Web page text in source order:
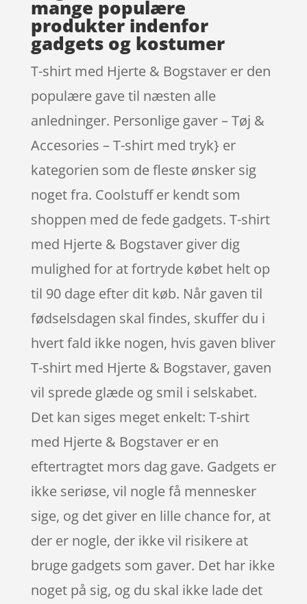
mange populære
produkter indenfor
gadgets og kostumer
T-shirt med Hjerte & Bogstaver er den
populære gave til næsten alle
anledninger. Personlige gaver – Tøj &
Accesories – T-shirt med tryk} er
kategorien som de fleste ønsker sig
noget fra. Coolstuff er kendt som
shoppen med de fede gadgets. T-shirt
med Hjerte & Bogstaver giver dig
mulighed for at fortryde købet helt op
til 90 dage efter dit køb. Når gaven til
fødselsdagen skal findes, skuffer du i
hvert fald ikke nogen, hvis gaven bliver
T-shirt med Hjerte & Bogstaver, gaven
vil sprede glæde og smil i selskabet.
Det kan siges meget enkelt: T-shirt
med Hjerte & Bogstaver er en
eftertragtet mors dag gave. Gadgets er
ikke seriøse, vil nogle få mennesker
sige, og det giver en lille chance for, at
der er nogle, der ikke vil risikere at
bruge gadgets som gaver. Det har ikke
noget på sig, og du skal ikke lade det